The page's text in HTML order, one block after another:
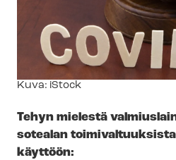
Kuvateksti
Kuva: iStock
Tehyn mielestä
sotealan
käyttöön: